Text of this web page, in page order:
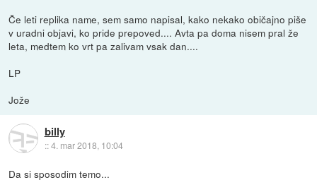
Če leti replika name, sem samo napisal, kako nekako običajno piše
v uradni objavi, ko pride prepoved.... Avta pa doma nisem pral že
leta, medtem ko vrt pa zalivam vsak dan....
LP
Jože
billy
::4. mar 2018, 10:04
Da si sposodim temo...